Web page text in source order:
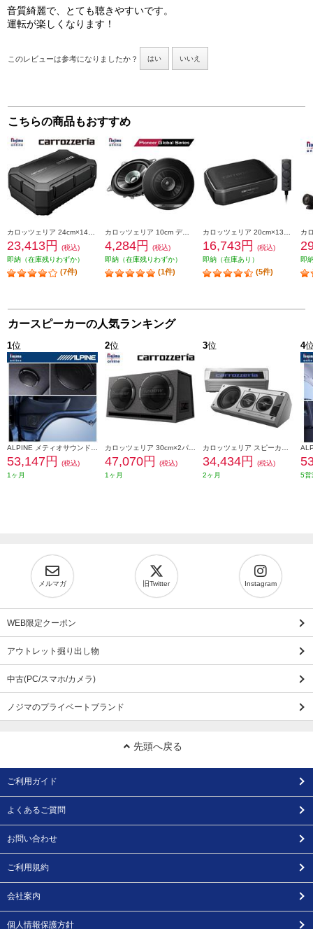
音質綺麗で、とても聴きやすいです。
運転が楽しくなります！
このレビューは参考になりましたか？ はい いいえ
こちらの商品もおすすめ
23,413円
(税込)
即納（在庫残りわずか）
(7件)
カロッツェリア 10cm デュアルコーンスピーカー TS-G1010F
4,284円
(税込)
即納（在庫残りわずか）
(1件)
16,743円
(税込)
即納（在庫あり）
(5件)
即
カースピーカーの人気ランキング
1位
53,147円
(税込)
1ヶ月
2位
47,070円
(税込)
1ヶ月
3位
34,434円
(税込)
2ヶ月
4
5営
メルマガ 旧Twitter Instagram
WEB限定クーポン
アウトレット掘り出し物
中古(PC/スマホ/カメラ)
ノジマのプライベートブランド
先頭へ戻る
ご利用ガイド
よくあるご質問
お問い合わせ
ご利用規約
会社案内
個人情報保護方針